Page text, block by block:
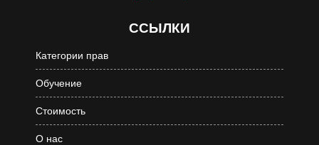
ССЫЛКИ
Категории прав
Обучение
Стоимость
О нас